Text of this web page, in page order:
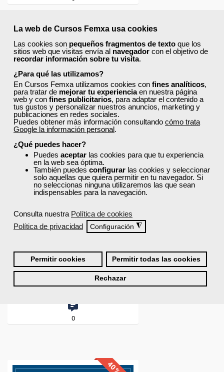
La web de Cursos Femxa usa cookies
Las cookies son pequeños fragmentos de texto que los
sitios web que visitas envía al navegador con el objetivo de
recordar información sobre tu visita.
¿Para qué las utilizamos?
En Cursos Femxa utilizamos cookies con fines analíticos,
para tratar de mejorar tu experienciaen nuestra página
web y con fines publicitarios, para adaptar el contenido a
tus gustos y personalizar nuestros anuncios, marketing y
publicaciones en redes sociales.
Puedes obtener más información consultando cómo trata
Google la información personal.
¿Qué puedes hacer?
Puedes aceptar las cookies para que tu experiencia
en la web sea óptima.
También puedes configurar las cookies y seleccionar
solo aquellas que quiera permitir en tu navegador. Si
no seleccionas ninguna utilizaremos las que sean
indispensables para la navegación.
Consulta nuestra Política de cookies
Política de privacidad
Configuración ◮
Permitir cookies Permitir todas las cookies
Rechazar